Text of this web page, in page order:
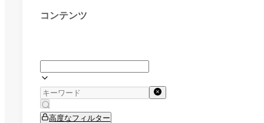
コンテンツ
高度なフィルター